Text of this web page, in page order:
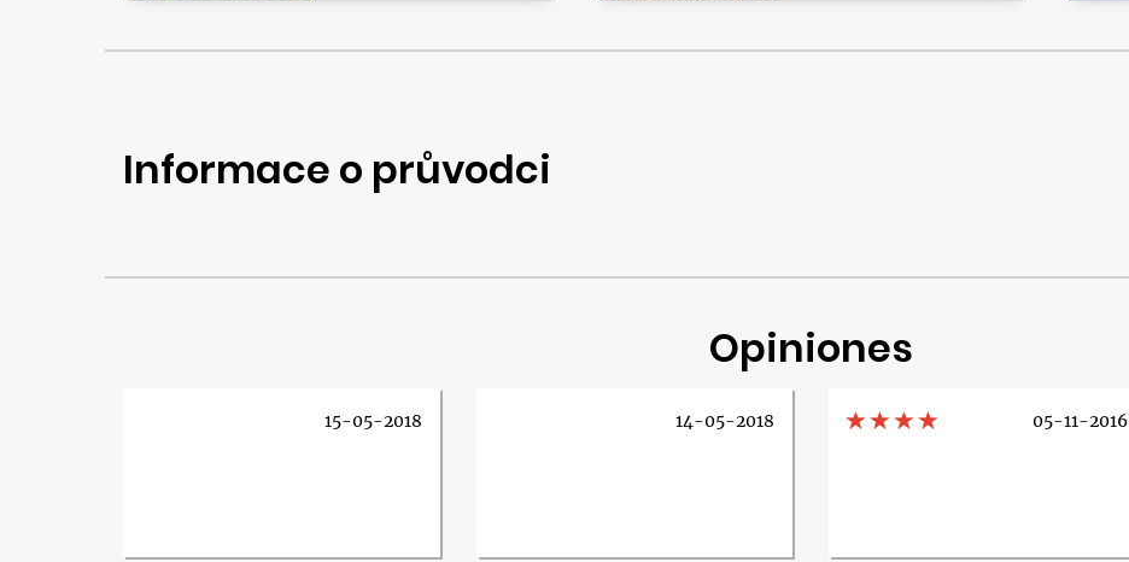
Informace o průvodci
Opiniones
15-05-2018 14-05-2018 05-11-2016